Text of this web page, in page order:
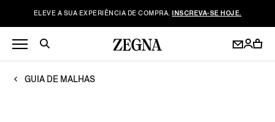
ELEVE A SUA EXPERIÊNCIA DE COMPRA. INSCREVA-SE HOJE.
GUIA DE MALHAS